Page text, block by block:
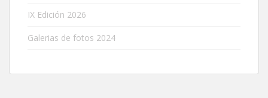
IX Edición 2026
Galerias de fotos 2024